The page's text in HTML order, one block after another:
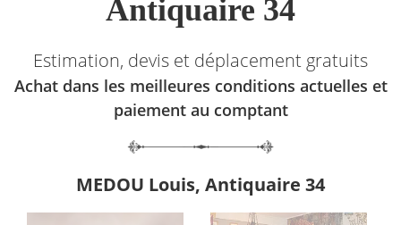
Antiquaire 34
Estimation, devis et déplacement gratuits
Achat dans les meilleures conditions actuelles et
paiement au comptant
MEDOU Louis, Antiquaire 34